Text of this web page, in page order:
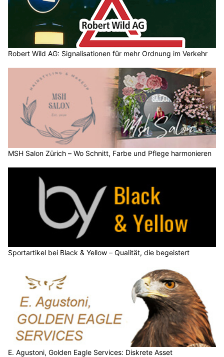
Robert Wild AG: Signalisationen für mehr Ordnung im Verkehr
MSH Salon Zürich – Wo Schnitt, Farbe und Pflege harmonieren
Sportartikel bei Black & Yellow – Qualität, die begeistert
E. Agustoni, Golden Eagle Services: Diskrete Asset